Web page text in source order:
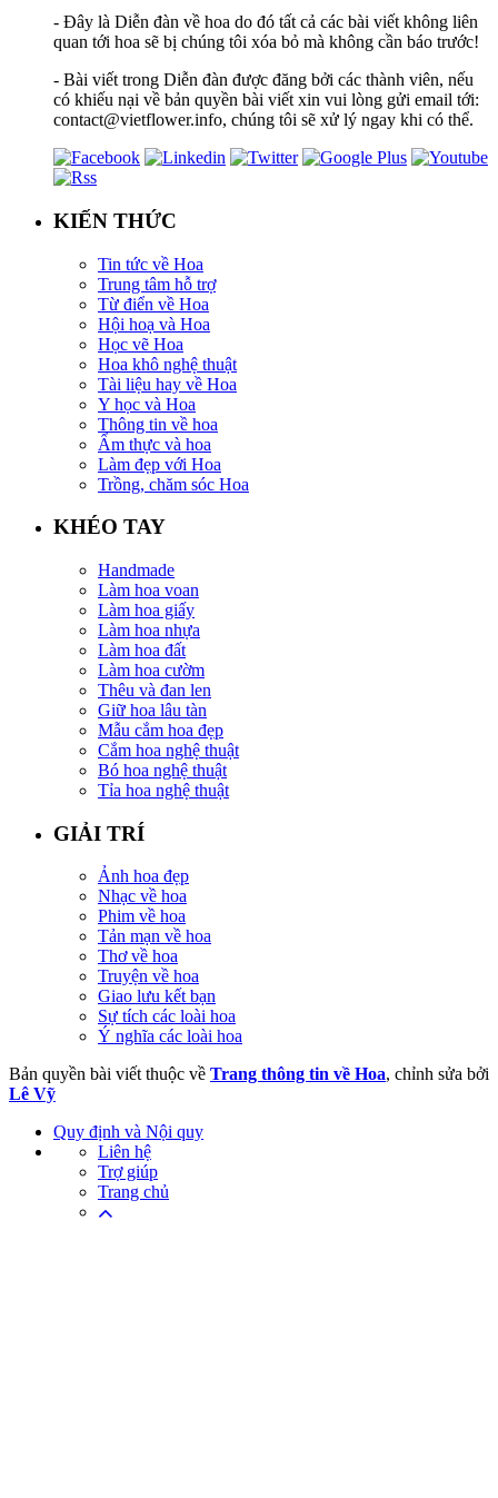
- Đây là Diễn đàn về hoa do đó tất cả các bài viết không liên
quan tới hoa sẽ bị chúng tôi xóa bỏ mà không cần báo trước!
- Bài viết trong Diễn đàn được đăng bởi các thành viên, nếu
có khiếu nại về bản quyền bài viết xin vui lòng gửi email tới:
contact@vietflower.info, chúng tôi sẽ xử lý ngay khi có thể.
KIẾN THỨC
Tin tức về Hoa
Trung tâm hỗ trợ
Từ điển về Hoa
Hội hoạ và Hoa
Học vẽ Hoa
Hoa khô nghệ thuật
Tài liệu hay về Hoa
Y học và Hoa
Thông tin về hoa
Ẩm thực và hoa
Làm đẹp với Hoa
Trồng, chăm sóc Hoa
KHÉO TAY
Handmade
Làm hoa voan
Làm hoa giấy
Làm hoa nhựa
Làm hoa đất
Làm hoa cườm
Thêu và đan len
Giữ hoa lâu tàn
Mẫu cắm hoa đẹp
Cắm hoa nghệ thuật
Bó hoa nghệ thuật
Tỉa hoa nghệ thuật
GIẢI TRÍ
Ảnh hoa đẹp
Nhạc về hoa
Phim về hoa
Tản mạn về hoa
Thơ về hoa
Truyện về hoa
Giao lưu kết bạn
Sự tích các loài hoa
Ý nghĩa các loài hoa
Bản quyền bài viết thuộc về Trang thông tin về Hoa, chỉnh sửa bởi
Lê Vỹ
Quy định và Nội quy
Liên hệ
Trợ giúp
Trang chủ